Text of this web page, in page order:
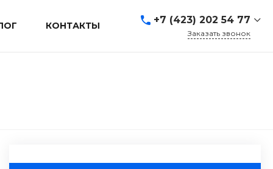
КОНТАКТЫ +7 (423) 202 54 77
Заказать звонок